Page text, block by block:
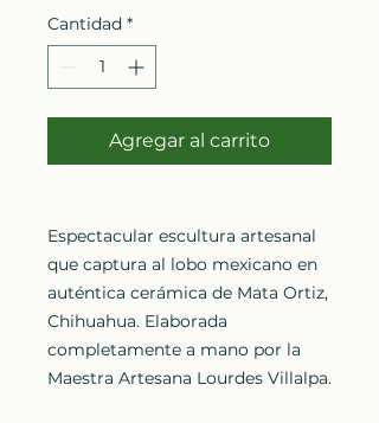
Cantidad *
Agregar al carrito
Espectacular escultura artesanal
que captura al lobo mexicano en
auténtica cerámica de Mata Ortiz,
Chihuahua. Elaborada
completamente a mano por la
Maestra Artesana Lourdes Villalpa.